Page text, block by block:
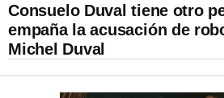
Consuelo Duval tiene otro
empaña la acusación de
Michel Duval